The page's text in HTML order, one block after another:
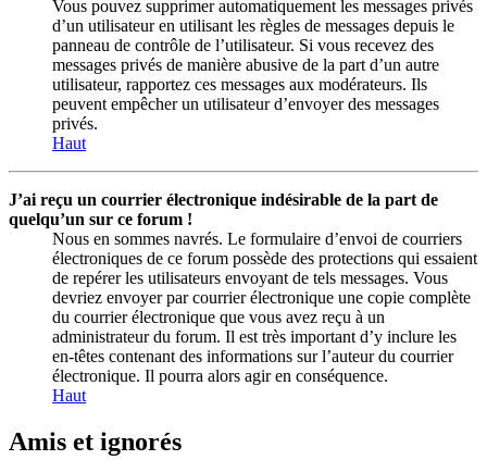
Vous pouvez supprimer automatiquement les messages privés
d’un utilisateur en utilisant les règles de messages depuis le
panneau de contrôle de l’utilisateur. Si vous recevez des
messages privés de manière abusive de la part d’un autre
utilisateur, rapportez ces messages aux modérateurs. Ils
peuvent empêcher un utilisateur d’envoyer des messages
privés.
Haut
J’ai reçu un courrier électronique indésirable de la part de
quelqu’un sur ce forum !
Nous en sommes navrés. Le formulaire d’envoi de courriers
électroniques de ce forum possède des protections qui essaient
de repérer les utilisateurs envoyant de tels messages. Vous
devriez envoyer par courrier électronique une copie complète
du courrier électronique que vous avez reçu à un
administrateur du forum. Il est très important d’y inclure les
en-têtes contenant des informations sur l’auteur du courrier
électronique. Il pourra alors agir en conséquence.
Haut
Amis et ignorés